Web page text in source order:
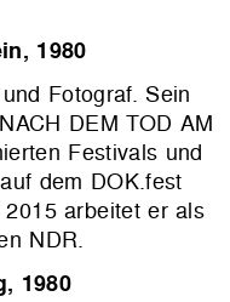
1980
Fotograf. Sein
DEM TOD AM
Festivals und
dem DOK.fest
arbeitet er als
NDR.
1980